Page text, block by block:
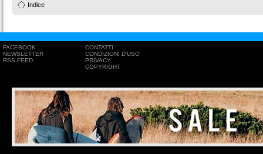
Indice
FACEBOOK
NEWSLETTER
RSS FEED
CONTATTI
CONDIZIONI D'USO
PRIVACY
COPYRIGHT